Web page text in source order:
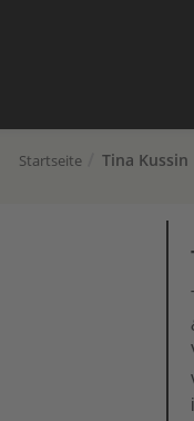
Startseite Tina Kussin